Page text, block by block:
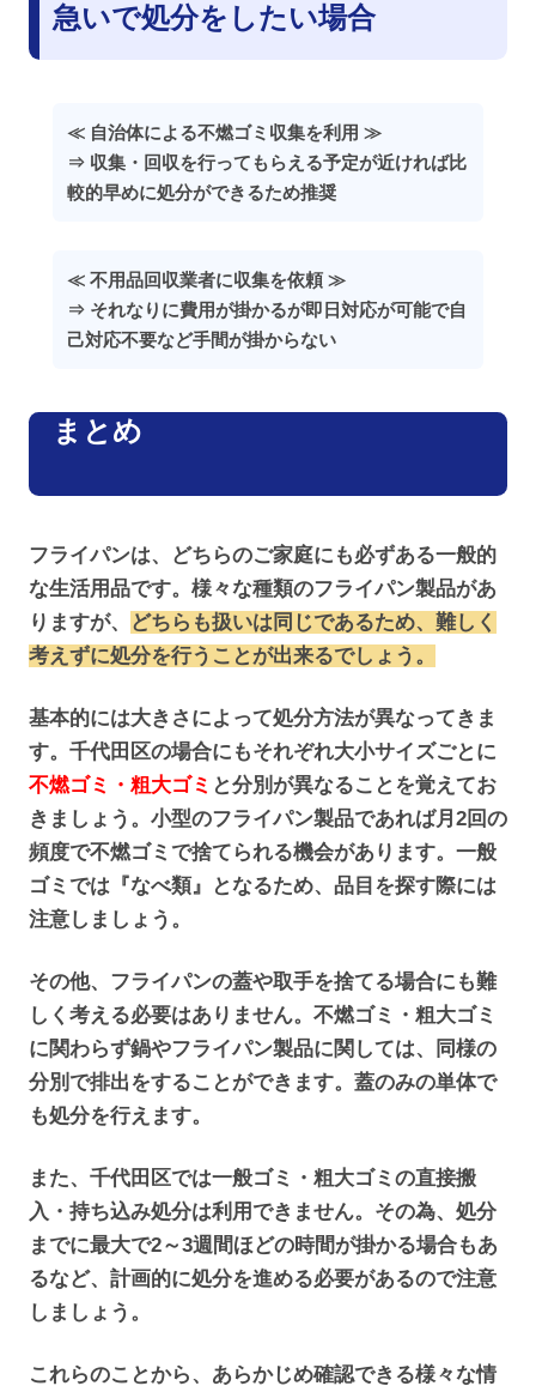
急いで処分をしたい場合
≪ 自治体による不燃ゴミ収集を利用 ≫
⇒ 収集・回収を行ってもらえる予定が近ければ比
較的早めに処分ができるため推奨
≪ 不用品回収業者に収集を依頼 ≫
⇒ それなりに費用が掛かるが即日対応が可能で自
己対応不要など手間が掛からない
まとめ
フライパンは、どちらのご家庭にも必ずある一般的
な生活用品です。様々な種類のフライパン製品があ
りますが、
どちらも扱いは同じであるため、難しく
考えずに処分を行うことが出来るでしょう。
基本的には大きさによって処分方法が異なってきま
す。千代田区の場合にもそれぞれ大小サイズごとに
不燃ゴミ・粗大ゴミ と分別が異なることを覚えてお
きましょう。小型のフライパン製品であれば月2回の
頻度で不燃ゴミで捨てられる機会があります。一般
ゴミでは『なべ類』となるため、品目を探す際には
注意しましょう。
その他、フライパンの蓋や取手を捨てる場合にも難
しく考える必要はありません。不燃ゴミ・粗大ゴミ
に関わらず鍋やフライパン製品に関しては、同様の
分別で排出をすることができます。蓋のみの単体で
も処分を行えます。
また、千代田区では一般ゴミ・粗大ゴミの直接搬
入・持ち込み処分は利用できません。その為、処分
までに最大で2～3週間ほどの時間が掛かる場合もあ
るなど、計画的に処分を進める必要があるので注意
しましょう。
これらのことから、あらかじめ確認できる様々な情